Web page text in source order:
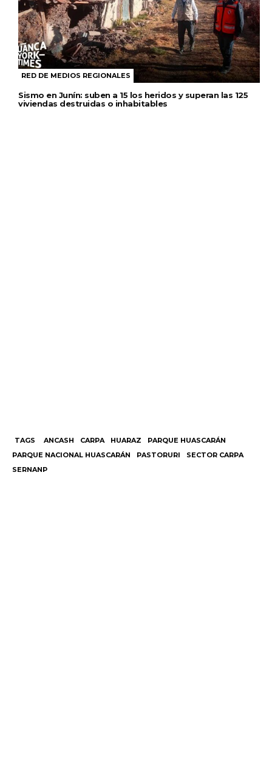
RED DE MEDIOS REGIONALES
Sismo en Junín: suben a 15 los heridos y superan las 125
viviendas destruidas o inhabitables
TAGS ANCASH CARPA HUARAZ
PARQUE HUASCARÁN
PARQUE NACIONAL HUASCARÁN
PASTORURI
SECTOR CARPA
SERNANP